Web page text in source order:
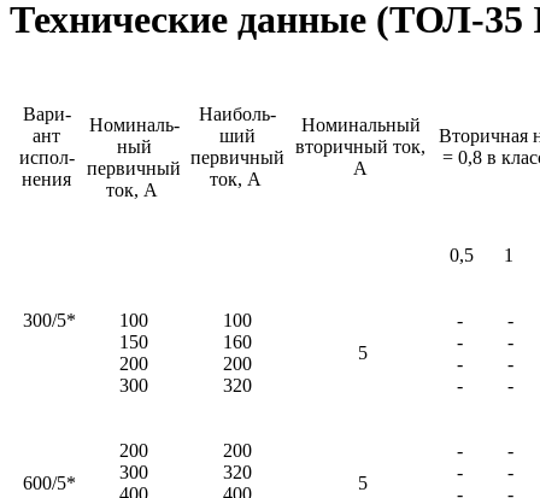
Технические данные (ТОЛ-
Вари-
ант
испол-
нения
Номиналь-
ный
первичный
ток, А
Наиболь-
ший
первичный
ток, А
Номинальный
вторичный ток,
А
Вторичная
= 0,8 в
0,5 1
300/5*
100
150
200
300
100
160
200
320
5
-
-
-
-
-
-
-
-
600/5*
200
300
400
200
320
400
5
-
-
-
-
-
-